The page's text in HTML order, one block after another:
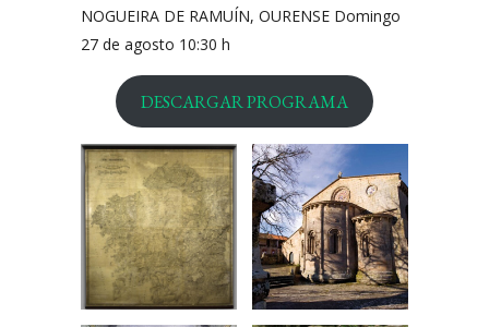
NOGUEIRA DE RAMUÍN, OURENSE Domingo
27 de agosto 10:30 h
DESCARGAR PROGRAMA